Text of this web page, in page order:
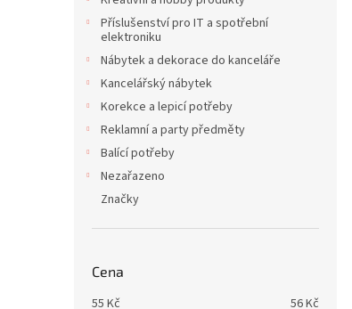
Příslušenství pro IT a spotřební
elektroniku
Nábytek a dekorace do kanceláře
Kancelářský nábytek
Korekce a lepicí potřeby
Reklamní a party předměty
Balící potřeby
Nezařazeno
Značky
Cena
55 Kč 56Kč